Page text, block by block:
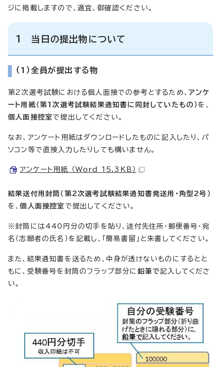
ジに掲載しますので、適宜、御確認ください。
1 当日の提出物について
（1）全員が提出する物
第2次選考試験における個人面接での参考とするため、 アンケ
ート用紙（第1次選考試験結果通知書に同封していたもの） を、
個人面接控室で提出してください。
なお、アンケート用紙はダウンロードしたものに記入したり、パ
ソコン等で直接入力したりしても構いません。
アンケート用紙 （Word 15.3KB）
結果送付用封筒（第2次選考試験結果通知書発送用・角型2号）
を、個人面接控室 で提出してください。
※封筒には440円分の切手を貼り、送付先住所・郵便番号・宛
名（志願者の氏名）を記載し、「簡易書留」と朱書してください。
また、結果通知書を送るため、中身が透けないものにするとと
もに、受験番号を封筒のフラップ部分に 鉛筆で記入してくださ
い。